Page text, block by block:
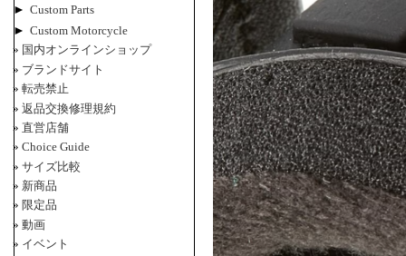
► Custom Parts
► Custom Motorcycle
国内オンラインショップ
ブランドサイト
転売禁止
返品交換修理規約
直営店舗
Choice Guide
サイズ比較
新商品
限定品
動画
イベント